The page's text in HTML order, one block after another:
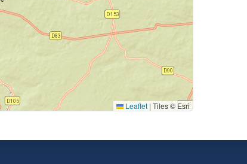
Leaflet | Tiles © Esri